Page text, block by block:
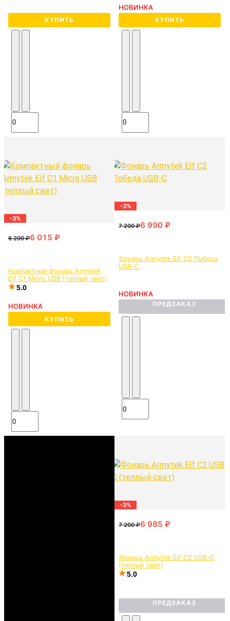
КУПИТЬ
НОВИНКА
КУПИТЬ
-3%
Компактный фонарь Armytek
Elf C1 Micro USB (теплый свет)
5.0
НОВИНКА
КУПИТЬ
-3%
Фонарь Armytek Elf C2 Победа
USB-C
НОВИНКА
ПРЕДЗАКАЗ
-3%
Фонарь Armytek Elf C2 USB-C
(теплый свет)
5.0
ПРЕДЗАКАЗ